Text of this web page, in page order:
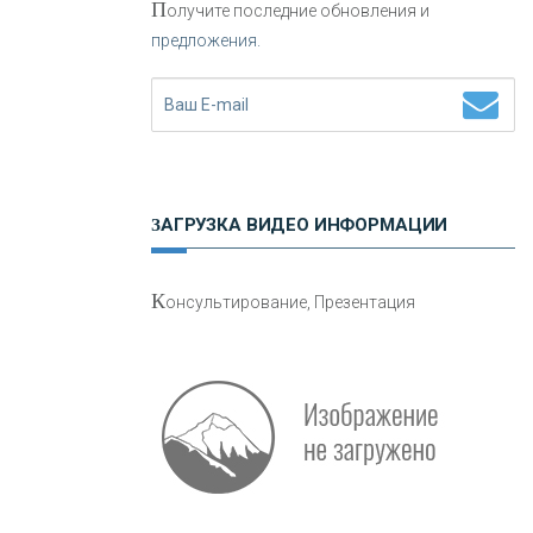
Нетворкинг для предпринимателей
авто
Получите последние обновления и
предложения.
ЗАГРУЗКА ВИДЕО ИНФОРМАЦИИ
Консультирование, Презентация